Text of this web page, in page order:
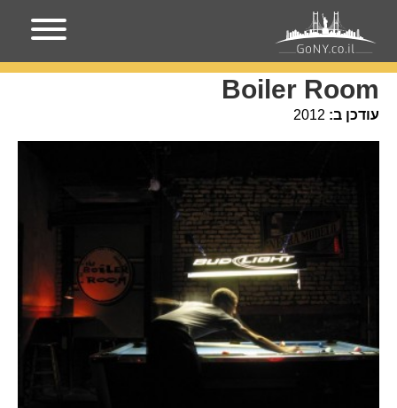
עמוד הבית מקומות בניו-יורק
Boiler Room
עודכן ב: 2012